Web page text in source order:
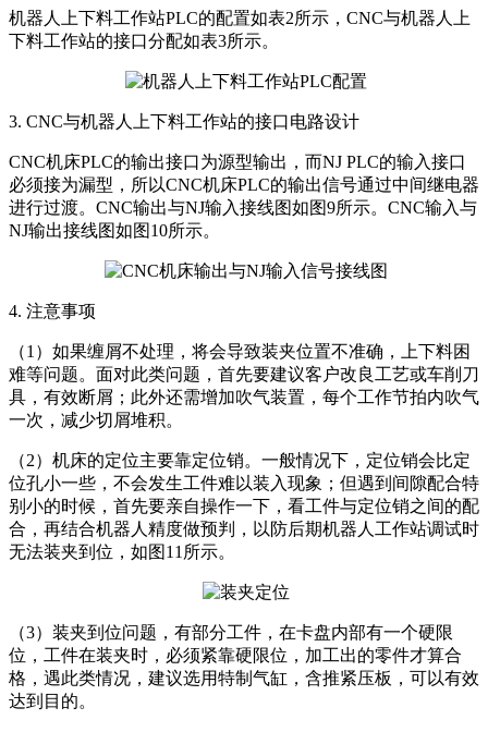
机器人上下料工作站PLC的配置如表2所示，CNC与机器人上
下料工作站的接口分配如表3所示。
3. CNC与机器人上下料工作站的接口电路设计
CNC机床PLC的输出接口为源型输出，而NJ PLC的输入接口
必须接为漏型，所以CNC机床PLC的输出信号通过中间继电器
进行过渡。CNC输出与NJ输入接线图如图9所示。CNC输入与
NJ输出接线图如图10所示。
4. 注意事项
（1）如果缠屑不处理，将会导致装夹位置不准确，上下料困
难等问题。面对此类问题，首先要建议客户改良工艺或车削刀
具，有效断屑；此外还需增加吹气装置，每个工作节拍内吹气
一次，减少切屑堆积。
（2）机床的定位主要靠定位销。一般情况下，定位销会比定
位孔小一些，不会发生工件难以装入现象；但遇到间隙配合特
别小的时候，首先要亲自操作一下，看工件与定位销之间的配
合，再结合机器人精度做预判，以防后期机器人工作站调试时
无法装夹到位，如图11所示。
（3）装夹到位问题，有部分工件，在卡盘内部有一个硬限
位，工件在装夹时，必须紧靠硬限位，加工出的零件才算合
格，遇此类情况，建议选用特制气缸，含推紧压板，可以有效
达到目的。